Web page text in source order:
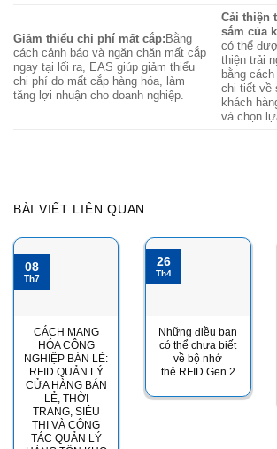
Giảm thiểu chi phí mất cắp: Bằng
cách cảnh báo và ngăn chặn mất cắp
ngay tại lối ra, EAS giúp giảm thiểu
chi phí do mất cắp hàng hóa, làm
tăng lợi nhuận cho doanh nghiệp.
Cải thiện
sắm của
có thể
thiện trải
bằng
chi tiết về
khách
và chọn
BÀI VIẾT LIÊN QUAN
CÁCH MẠNG
HÓA CÔNG
NGHIỆP BÁN LẺ:
RFID QUẢN LÝ
CỬA HÀNG BÁN
LẺ, THỜI
TRANG, SIÊU
THỊ VÀ CÔNG
TÁC QUẢN LÝ
08
Th7
Những điều bạn
có thể chưa biết
về bộ nhớ
thẻ RFID Gen 2
26
Th4